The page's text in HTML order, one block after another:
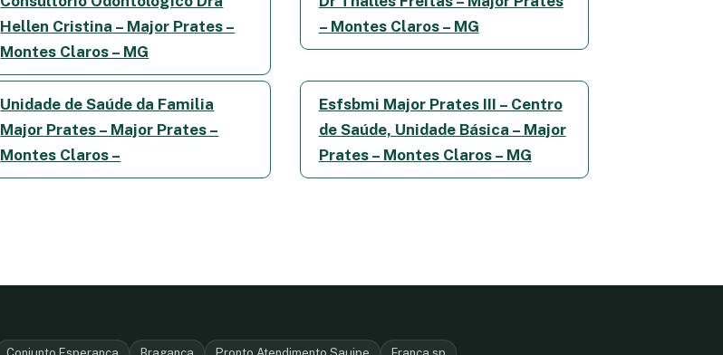
Hellen Cristina – Major Prates –
Montes Claros – MG
– Montes Claros – MG
Unidade de Saúde da Familia
Major Prates – Major Prates –
Montes Claros –
Esfsbmi Major Prates III – Centro
de Saúde, Unidade Básica – Major
Prates – Montes Claros – MG